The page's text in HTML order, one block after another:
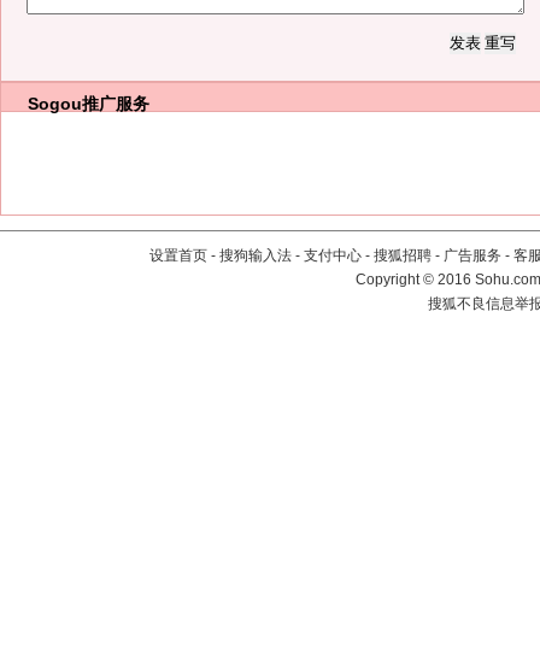
Sogou推广服务
设置首页 - 搜狗输入法 - 支付中心 - 搜狐招聘 - 广告服务 - 客
Copyright©2016
搜狐不良信息举